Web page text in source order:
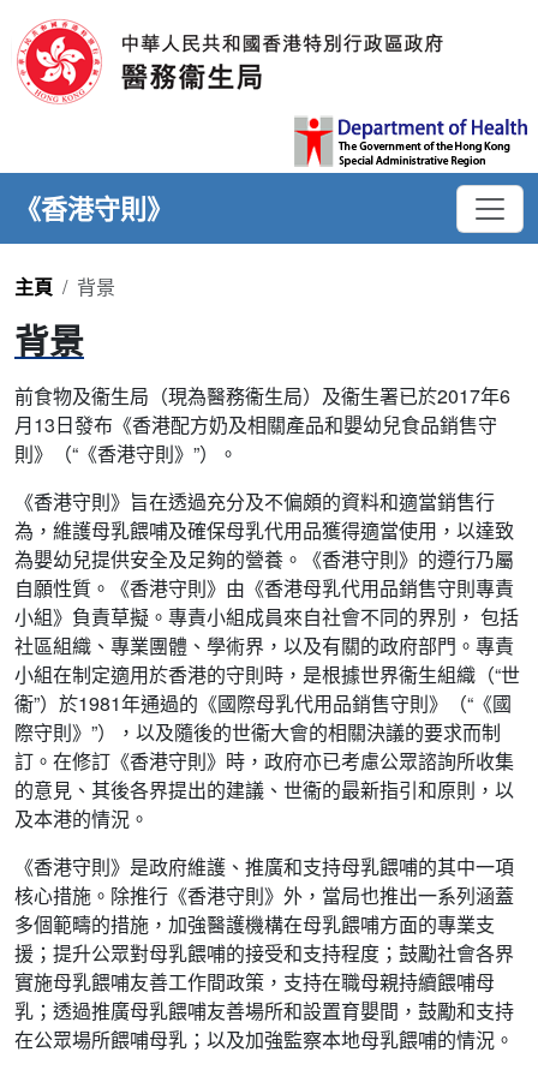
《香港守則》
主頁 背景
背景
前食物及衞生局（現為醫務衞生局）及衞生署已於2017年6
月13日發布《香港配方奶及相關產品和嬰幼兒食品銷售守
則》（“《香港守則》”）。
《香港守則》旨在透過充分及不偏頗的資料和適當銷售行
為，維護母乳餵哺及確保母乳代用品獲得適當使用，以達致
為嬰幼兒提供安全及足夠的營養。《香港守則》的遵行乃屬
自願性質。《香港守則》由《香港母乳代用品銷售守則專責
小組》負責草擬。專責小組成員來自社會不同的界別， 包括
社區組織、專業團體、學術界，以及有關的政府部門。專責
小組在制定適用於香港的守則時，是根據世界衞生組織（“世
衞”）於1981年通過的《國際母乳代用品銷售守則》（“《國
際守則》”），以及隨後的世衞大會的相關決議的要求而制
訂。在修訂《香港守則》時，政府亦已考慮公眾諮詢所收集
的意見、其後各界提出的建議、世衞的最新指引和原則，以
及本港的情況。
《香港守則》是政府維護、推廣和支持母乳餵哺的其中一項
核心措施。除推行《香港守則》外，當局也推出一系列涵蓋
多個範疇的措施，加強醫護機構在母乳餵哺方面的專業支
援；提升公眾對母乳餵哺的接受和支持程度；鼓勵社會各界
實施母乳餵哺友善工作間政策，支持在職母親持續餵哺母
乳；透過推廣母乳餵哺友善場所和設置育嬰間，鼓勵和支持
在公眾場所餵哺母乳；以及加強監察本地母乳餵哺的情況。